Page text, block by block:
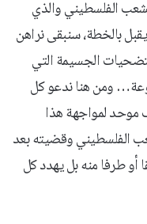
الفلسطيني والذي
بالخطة، سنبقى نراهن
الجسيمة التي
ومن هنا ندعو كل
موحد لمواجهة هذا
الفلسطيني وقضيته بعد
طرفا منه بل يهدد كل